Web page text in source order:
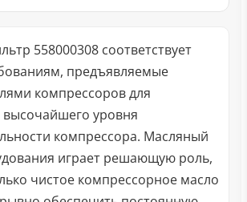
558000308 соответствует
предъявляемые
компрессоров для
уровня
компрессора. Масляный
играет решающую роль,
чистое компрессорное масло